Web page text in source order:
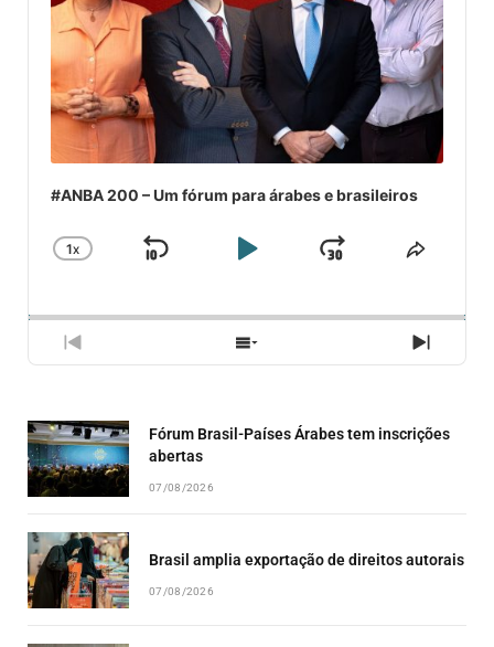
#ANBA 200 – Um fórum para árabes e brasileiros
CHANGE
1X
SKIP
PLAYJUMP
PREVIOUS
EPISODE
SHOW
EPISODES
NEXT
Fórum Brasil-Países Árabes tem inscrições
abertas
07/08/2026
Brasil amplia exportação de direitos autorais
07/08/2026